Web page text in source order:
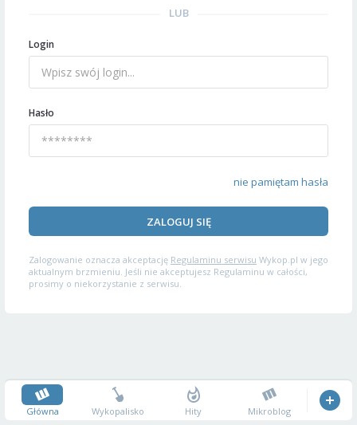
LUB
Login
Hasło
nie pamiętam hasła
ZALOGUJ SIĘ
Zalogowanie oznacza akceptację Regulaminu serwisu Wykop.pl w jego
aktualnym brzmieniu. Jeśli nie akceptujesz Regulaminu w całości,
prosimy o niekorzystanie z serwisu.
Główna Wykopalisko Hity Mikroblog